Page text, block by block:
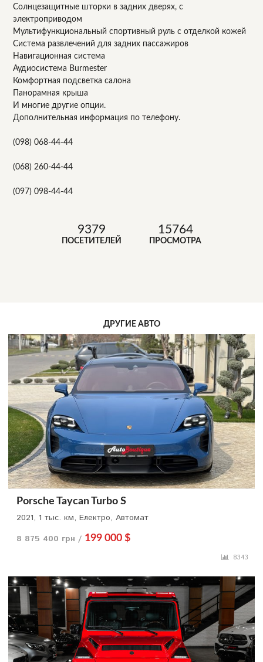
Солнцезащитные шторки в задних дверях, с
электроприводом
Мультифункциональный спортивный руль с отделкой кожей
Система развлечений для задних пассажиров
Навигационная система
Аудиосистема Burmester
Комфортная подсветка салона
Панорамная крыша
И многие другие опции.
Дополнительная информация по телефону.
(098) 068-44-44
(068) 260-44-44
(097) 098-44-44
9379
ПОСЕТИТЕЛЕЙ
15764
ПРОСМОТРА
ДРУГИЕ АВТО
Porsche Taycan Turbo S
2021, 1 тыс. км, Електро, Автомат
8 875 400 грн / 199 000 $
8343